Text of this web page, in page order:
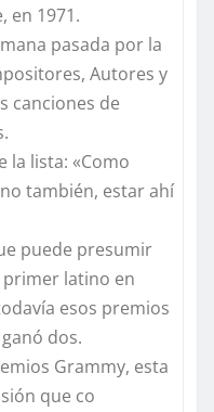
en 1971.
pasada por la
Autores y
canciones de
la lista: «Como
también, estar ahí
puede presumir
primer latino en
esos premios
dos.
Grammy, esta
que co